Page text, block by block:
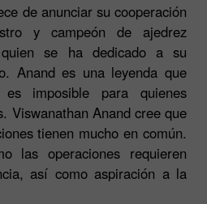
de anunciar su cooperación
y campeón de ajedrez
quien se ha dedicado a su
Anand es una leyenda que
imposible para quienes
Viswanathan Anand cree que
tienen mucho en común.
las operaciones requieren
así como aspiración a la